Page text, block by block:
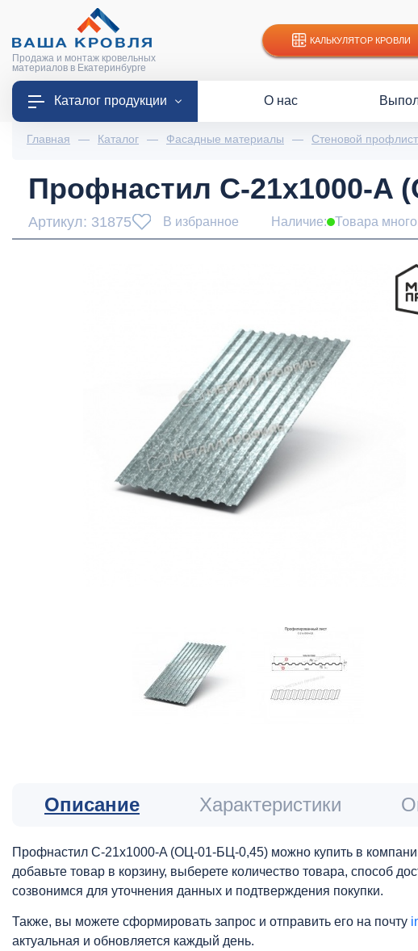
Продажа и монтаж кровельных
материалов в Екатеринбурге
КАЛЬКУЛЯТОР КРОВЛИ
Каталог продукции О нас
Главная — Каталог — Фасадные материалы — Стеновой профлист
Профнастил С-21x1000-A
Артикул: 31875 В избранное Наличие: Товара много
Описание Характеристики
Профнастил С-21x1000-A (ОЦ-01-БЦ-0,45) можно купить в
добавьте товар в корзину, выберете количество товара, способ
созвонимся для уточнения данных и подтверждения покупки.
Также, вы можете сформировать запрос и отправить его на почту
актуальная и обновляется каждый день.